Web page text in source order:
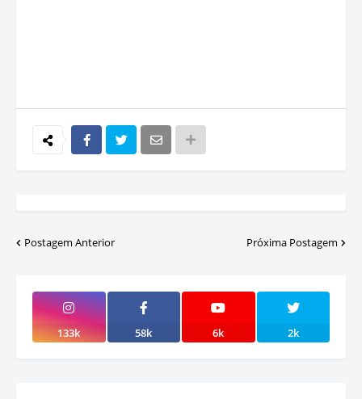
Postagem Anterior Próxima Postagem
133k 58k 6k 2k